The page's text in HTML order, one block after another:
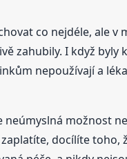
co nejdéle, ale v
zahubily. I když byly
nepoužívají a
neúmyslná možnost
docílíte toho,